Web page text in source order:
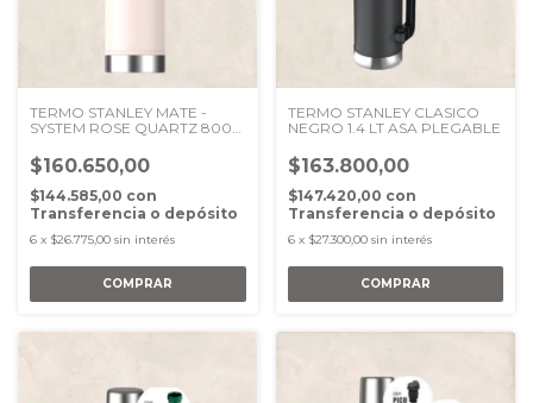
TERMO STANLEY MATE -
SYSTEM ROSE QUARTZ 800
$160.650,00
$144.585,00 con
Transferencia o depósito
6 x $26.775,00 sin interés
TERMO STANLEY CLASICO
NEGRO 1.4 LT ASA PLEGABLE
$163.800,00
$147.420,00 con
Transferencia o depósito
6 x $27.300,00 sin interés